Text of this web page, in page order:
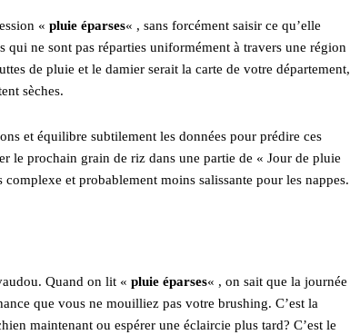
« pluie éparses« , sans forcément saisir ce qu’elle
ne sont pas réparties uniformément à travers une région
de pluie et le damier serait la carte de votre département,
sèches.
et équilibre subtilement les données pour prédire ces
le prochain grain de riz dans une partie de « Jour de pluie
et probablement moins salissante pour les nappes.
Quand on lit « pluie éparses« , on sait que la journée
que vous ne mouilliez pas votre brushing. C’est la
maintenant ou espérer une éclaircie plus tard? C’est le